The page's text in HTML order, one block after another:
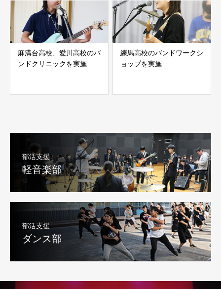
麻溝台高校、愛川高校のバ
ンドクリニックを実施
練馬高校のバンドワークシ
ョップを実施
部活支援
軽音楽部
部活支援
ダンス部